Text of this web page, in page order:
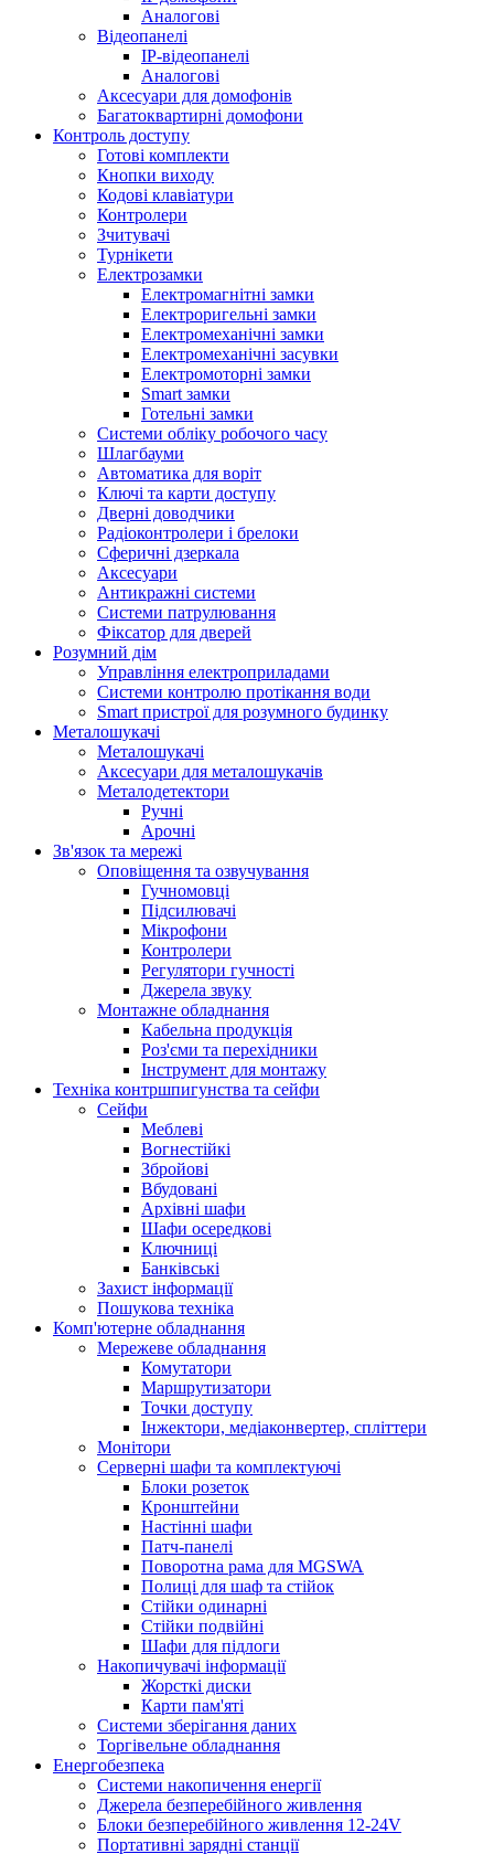
Аналогові
Відеопанелі
IP-відеопанелі
Аналогові
Аксесуари для домофонів
Багатоквартирні домофони
Контроль доступу
Готові комплекти
Кнопки виходу
Кодові клавіатури
Контролери
Зчитувачі
Турнікети
Електрозамки
Електромагнітні замки
Електроригельні замки
Електромеханічні замки
Електромеханічні засувки
Електромоторні замки
Smart замки
Готельні замки
Системи обліку робочого часу
Шлагбауми
Автоматика для воріт
Ключі та карти доступу
Дверні доводчики
Радіоконтролери і брелоки
Сферичні дзеркала
Аксесуари
Антикражні системи
Системи патрулювання
Фіксатор для дверей
Розумний дім
Управління електроприладами
Системи контролю протікання води
Smart пристрої для розумного будинку
Металошукачі
Металошукачі
Аксесуари для металошукачів
Металодетектори
Ручні
Арочні
Зв'язок та мережі
Оповіщення та озвучування
Гучномовці
Підсилювачі
Мікрофони
Контролери
Регулятори гучності
Джерела звуку
Монтажне обладнання
Кабельна продукція
Роз'єми та перехідники
Інструмент для монтажу
Техніка контршпигунства та сейфи
Сейфи
Меблеві
Вогнестійкі
Збройові
Вбудовані
Архівні шафи
Шафи осередкові
Ключниці
Банківські
Захист інформації
Пошукова техніка
Комп'ютерне обладнання
Мережеве обладнання
Комутатори
Маршрутизатори
Точки доступу
Інжектори, медіаконвертер, спліттери
Монітори
Серверні шафи та комплектуючі
Блоки розеток
Кронштейни
Настінні шафи
Патч-панелі
Поворотна рама для MGSWA
Полиці для шаф та стійок
Стійки одинарні
Стійки подвійні
Шафи для підлоги
Накопичувачі інформації
Жорсткі диски
Карти пам'яті
Системи зберігання даних
Торгівельне обладнання
Енергобезпека
Системи накопичення енергії
Джерела безперебійного живлення
Блоки безперебійного живлення 12-24V
Портативні зарядні станції